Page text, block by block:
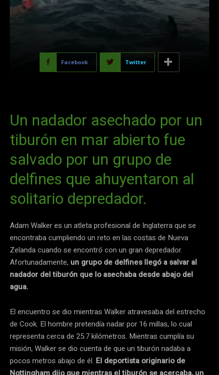
Facebook Twitter
Un nadador asechado por un
tiburón en mar abierto fue
salvado por un grupo de
delfines que ahuyentaron al
solitario depredador.
Adam Walker es un atleta profesional de Inglaterra que se
encontraba cumpliendo un reto en las costas de Nueva
Zelanda cuando se encontró con un gran depredador.
Afortunadamente, un grupo de delfines llegó a salvar al
nadador del tiburón que lo asechaba desde abajo del
agua.
El encuentro se dio mientras Walker atravesaba del estrecho
de Cook. El hombre pretendía nadar por 16 millas, lo cual
representa cerca de 25.7 kilómetros. Mientras cumplía su
misión, Walker se dio cuenta de que un tiburón nadaba a
pocos metros abajo de él. El deportista originario de